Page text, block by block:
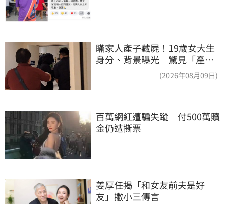
瞞家人產子藏屍！19歲女大生
身分、背景曝光 驚見「產檢
(2026年08月09日)
百萬網紅遭騙失蹤　付500萬贖
金仍遭撕票
姜厚任揭「和女友前夫是好
友」撇小三傳言